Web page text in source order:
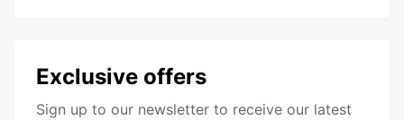
Exclusive offers
Sign up to our newsletter to receive our latest